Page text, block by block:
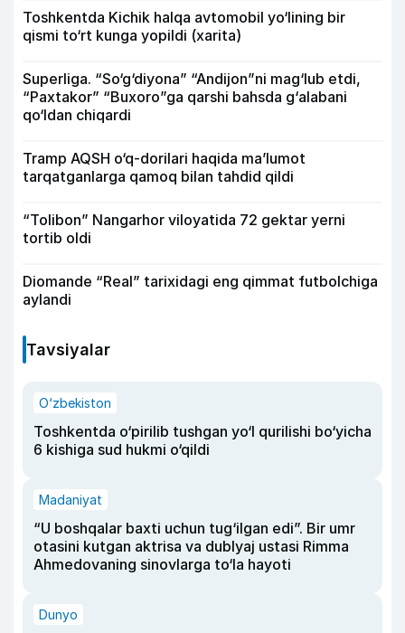
Toshkentda Kichik halqa avtomobil yo‘lining bir
qismi to‘rt kunga yopildi (xarita)
Superliga. “So‘g‘diyona” “Andijon”ni mag‘lub etdi,
“Paxtakor” “Buxoro”ga qarshi bahsda g‘alabani
qo‘ldan chiqardi
Tramp AQSH o‘q-dorilari haqida ma’lumot
tarqatganlarga qamoq bilan tahdid qildi
“Tolibon” Nangarhor viloyatida 72 gektar yerni
tortib oldi
Diomande “Real” tarixidagi eng qimmat futbolchiga
aylandi
Tavsiyalar
O‘zbekiston
Toshkentda o‘pirilib tushgan yo‘l qurilishi bo‘yicha
6 kishiga sud hukmi o‘qildi
Madaniyat
“U boshqalar baxti uchun tug‘ilgan edi”. Bir umr
otasini kutgan aktrisa va dublyaj ustasi Rimma
Ahmedovaning sinovlarga to‘la hayoti
Dunyo